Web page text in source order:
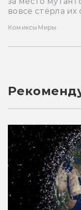
вовсе стёрла
Комиксы Миры